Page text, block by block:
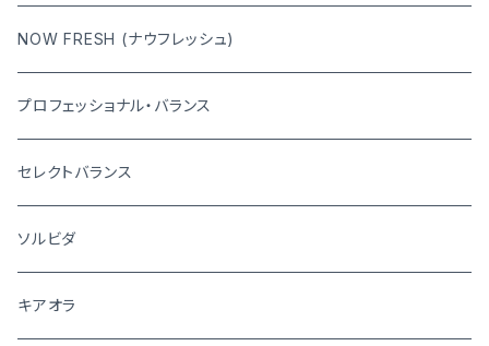
NOW FRESH (ナウフレッシュ)
プロフェッショナル・バランス
セレクトバランス
ソルビダ
キアオラ